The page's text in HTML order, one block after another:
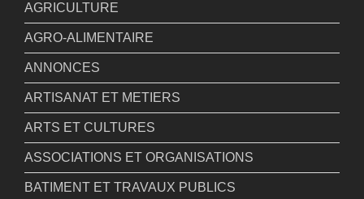
AGRICULTURE
AGRO-ALIMENTAIRE
ANNONCES
ARTISANAT ET METIERS
ARTS ET CULTURES
ASSOCIATIONS ET ORGANISATIONS
BATIMENT ET TRAVAUX PUBLICS